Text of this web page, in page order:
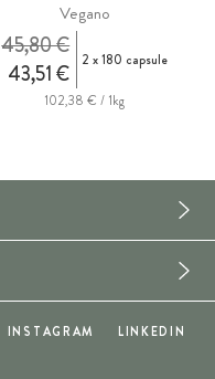
Vegano
43,51 €
45,80 € 2 x 180 capsule
102,38 € / 1kg
INSTAGRAM LINKEDIN